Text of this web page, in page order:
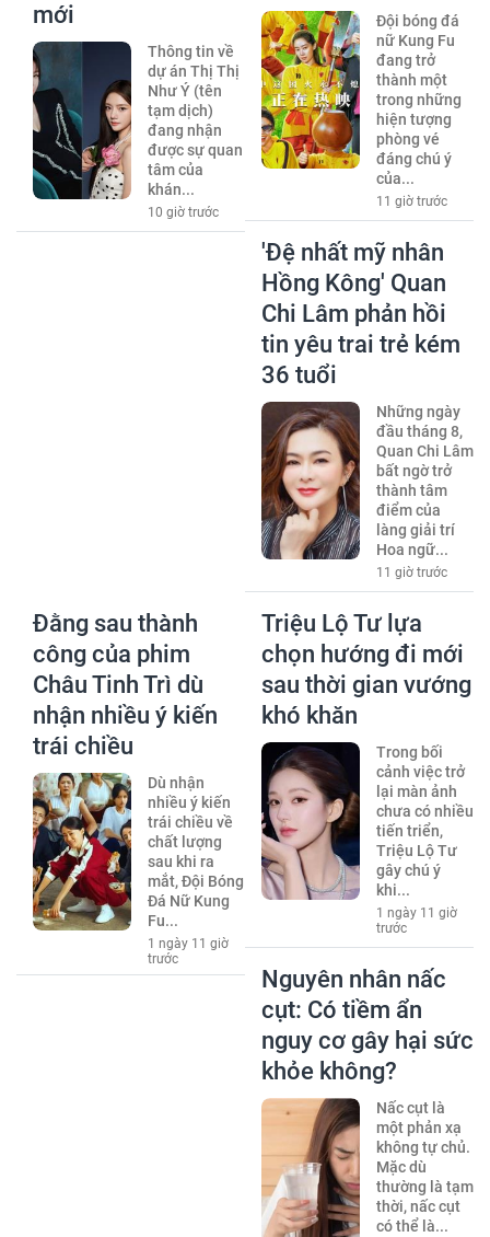
mới
Thông tin về
dự án Thị Thị
Như Ý (tên
tạm dịch)
đang nhận
được sự quan
tâm của
khán...
10 giờ trước
Đội bóng đá
nữ Kung Fu
đang trở
thành một
trong những
hiện tượng
phòng vé
đáng chú ý
của...
11 giờ trước
'Đệ nhất mỹ nhân
Hồng Kông' Quan
Chi Lâm phản hồi
tin yêu trai trẻ kém
36 tuổi
Những ngày
đầu tháng 8,
Quan Chi Lâm
bất ngờ trở
thành tâm
điểm của
làng giải trí
Hoa ngữ...
11 giờ trước
Đằng sau thành
công của phim
Châu Tinh Trì dù
nhận nhiều ý kiến
trái chiều
Dù nhận
nhiều ý kiến
trái chiều về
chất lượng
sau khi ra
mắt, Đội Bóng
Đá Nữ Kung
Fu...
1 ngày 11 giờ
trước
Triệu Lộ Tư lựa
chọn hướng đi mới
sau thời gian vướng
khó khăn
Trong bối
cảnh việc trở
lại màn ảnh
chưa có nhiều
tiến triển,
Triệu Lộ Tư
gây chú ý
khi...
1 ngày 11 giờ
trước
Nguyên nhân nấc
cụt: Có tiềm ẩn
nguy cơ gây hại sức
khỏe không?
Nấc cụt là
một phản xạ
không tự chủ.
Mặc dù
thường là tạm
thời, nấc cụt
có thể là...